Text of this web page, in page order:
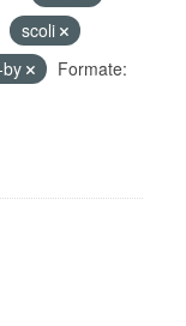
scoli
Formate: